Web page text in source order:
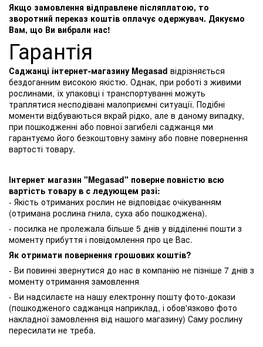
Якщо замовлення відправлене післяплатою, то
зворотний переказ коштів оплачує одержувач. Дякуємо
Вам, що Ви вибрали нас!
Гарантія
Саджанці інтернет-магазину Megasad відрізняється
бездоганним високою якістю. Однак, при роботі з живими
рослинами, їх упаковці і транспортуванні можуть
траплятися несподівані малоприємні ситуації. Подібні
моменти відбуваються вкрай рідко, але в даному випадку,
при пошкодженні або повної загибелі саджанця ми
гарантуємо його безкоштовну заміну або повне повернення
вартості товару.
Інтернет магазин "Megasad" поверне повністю всю
вартість товару в с ледующем разі:
- Якість отриманих рослин не відповідає очікуванням
(отримана рослина гнила, суха або пошкоджена).
- посилка не пролежала більше 5 днів у відділенні пошти з
моменту прибуття і повідомлення про це Вас.
Як отримати повернення грошових коштів?
- Ви повинні звернутися до нас в компанію не пізніше 7 днів з
моменту отримання замовлення
- Ви надсилаєте на нашу електронну пошту фото-докази
(пошкодженого саджанця наприклад, і обов'язково фото
накладної замовлення від нашого магазину) Саму рослину
пересилати не треба.